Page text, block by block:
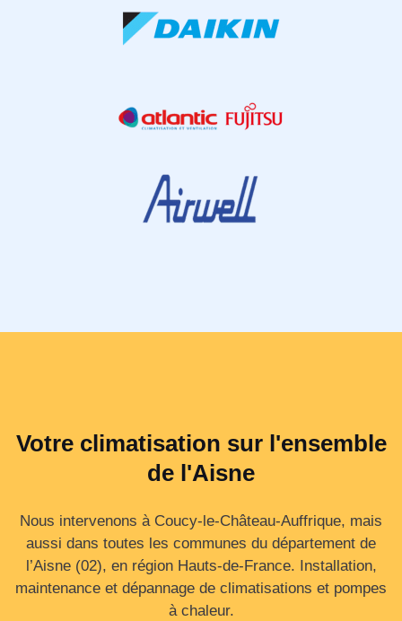
Votre climatisation sur l'ensemble
de l'Aisne
Nous intervenons à Coucy-le-Château-Auffrique, mais
aussi dans toutes les communes du département de
l’Aisne (02), en région Hauts‑de‑France. Installation,
maintenance et dépannage de climatisations et pompes
à chaleur.